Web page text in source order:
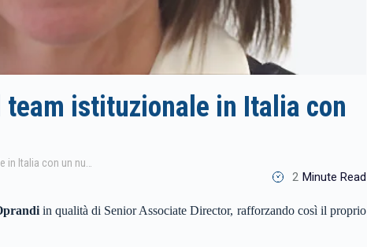
istituzionale in Italia con
2 Minute Read
in qualità di Senior Associate Director, rafforzando così il proprio